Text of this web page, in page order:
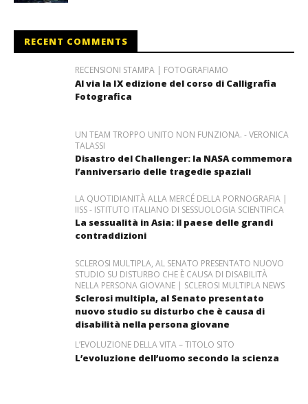
RECENT COMMENTS
RECENSIONI STAMPA | FOTOGRAFIAMO
Al via la IX edizione del corso di Calligrafia
Fotografica
UN TEAM TROPPO UNITO NON FUNZIONA. - VERONICA
TALASSI
Disastro del Challenger: la NASA commemora
l’anniversario delle tragedie spaziali
LA QUOTIDIANITÀ ALLA MERCÉ DELLA PORNOGRAFIA |
IISS - ISTITUTO ITALIANO DI SESSUOLOGIA SCIENTIFICA
La sessualità in Asia: il paese delle grandi
contraddizioni
SCLEROSI MULTIPLA, AL SENATO PRESENTATO NUOVO
STUDIO SU DISTURBO CHE È CAUSA DI DISABILITÀ
NELLA PERSONA GIOVANE | SCLEROSI MULTIPLA NEWS
Sclerosi multipla, al Senato presentato
nuovo studio su disturbo che è causa di
disabilità nella persona giovane
L’EVOLUZIONE DELLA VITA – TITOLO SITO
L’evoluzione dell’uomo secondo la scienza